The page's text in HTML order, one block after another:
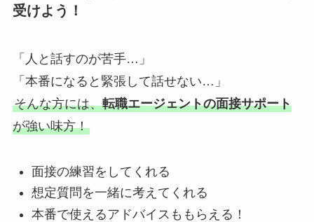
受けよう！
「人と話すのが苦手…」
「本番になると緊張して話せない…」
そんな方には、転職エージェントの面接サポート
が強い味方！
面接の練習をしてくれる
想定質問を一緒に考えてくれる
本番で使えるアドバイスももらえる！